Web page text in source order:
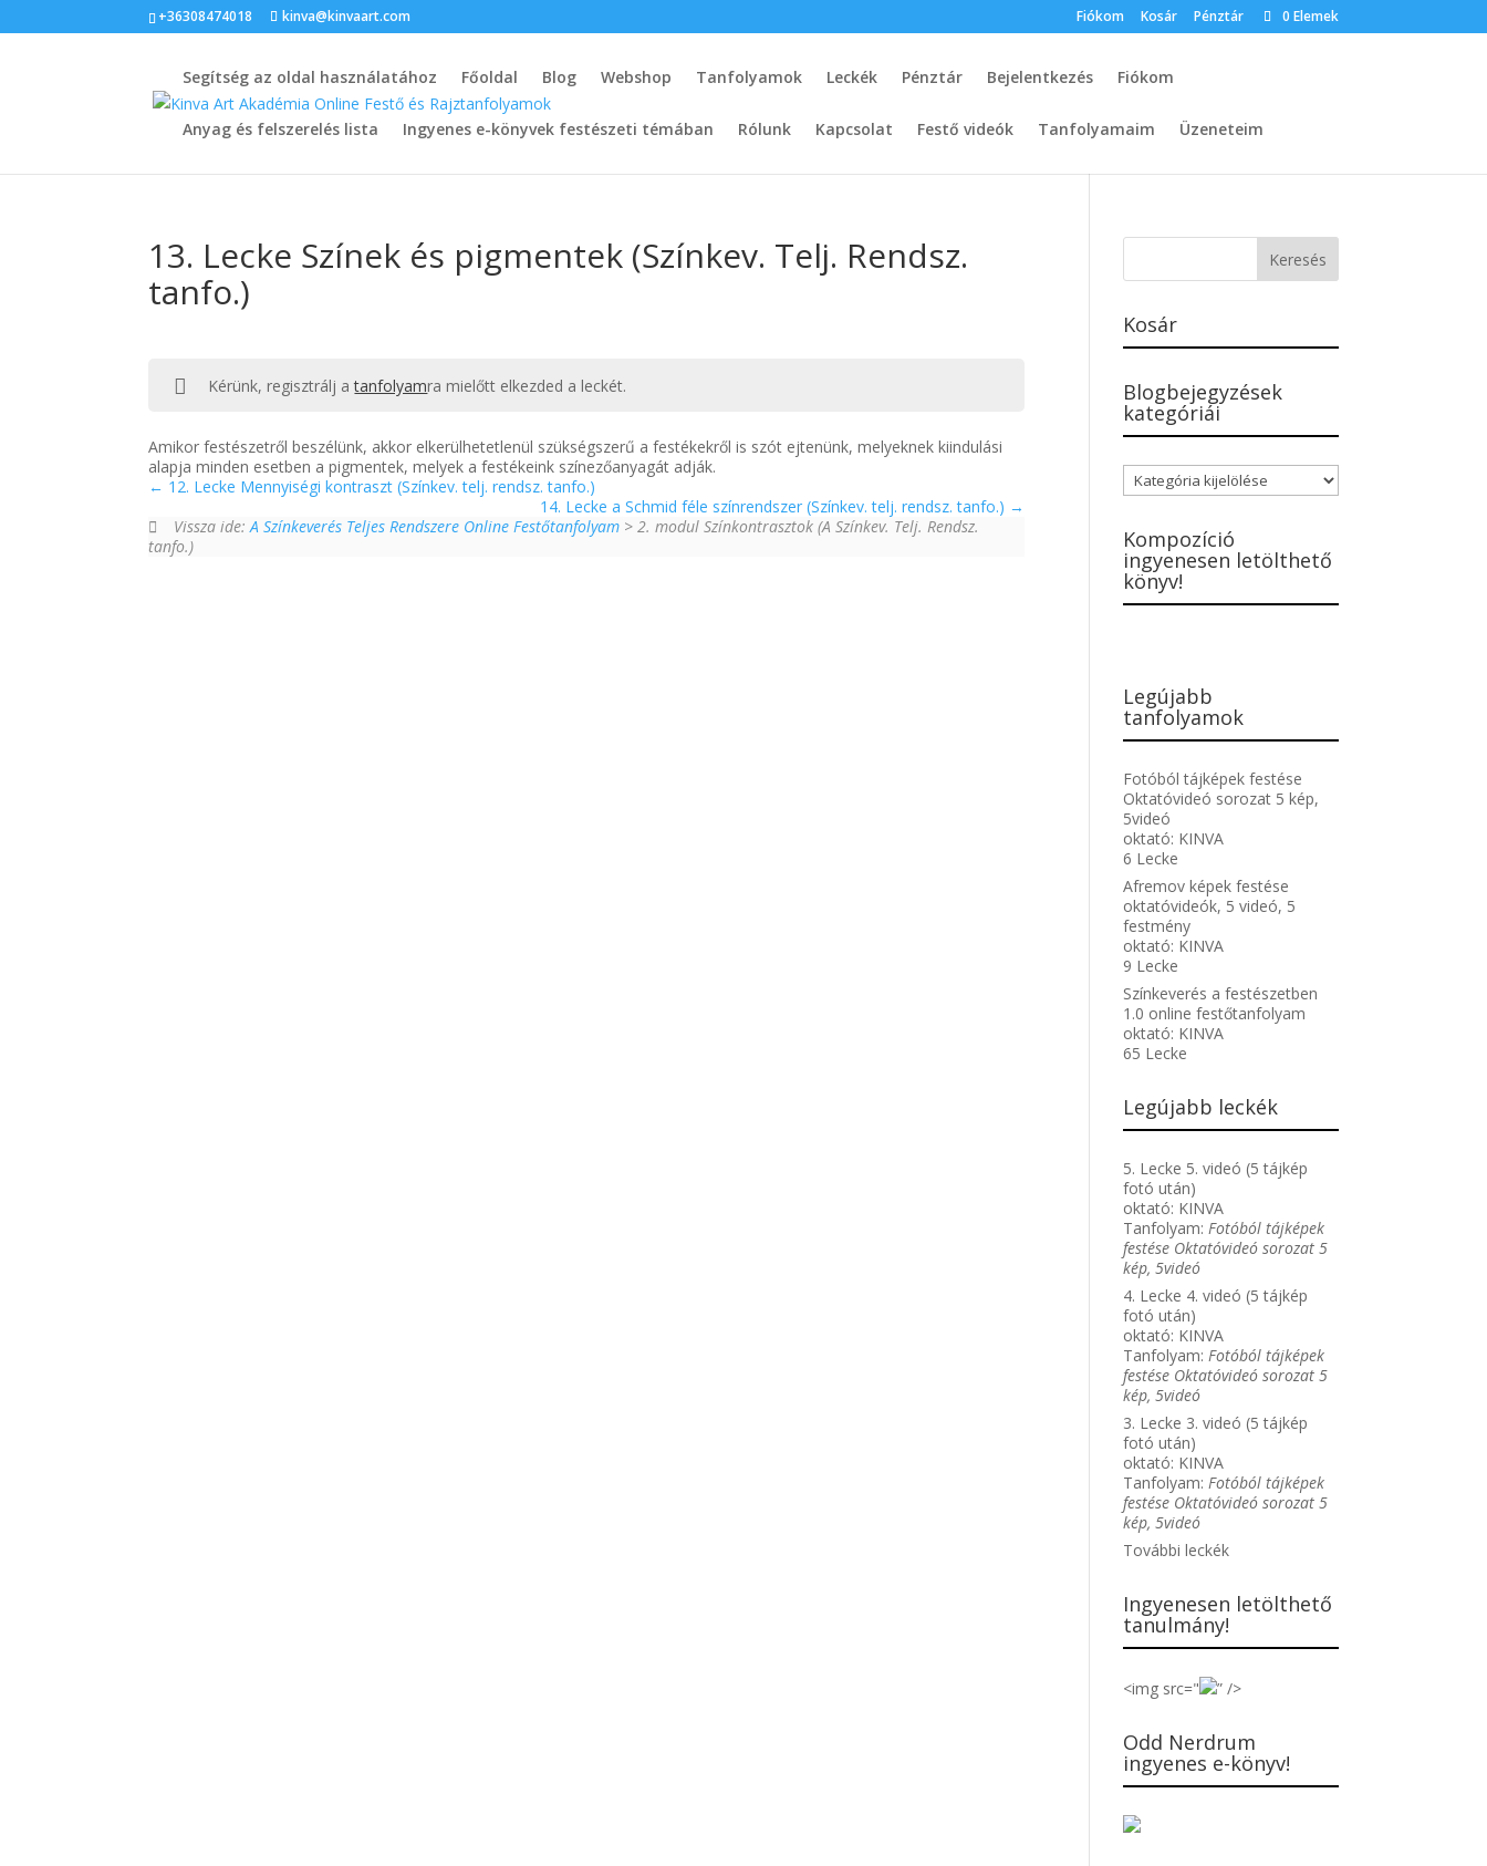
+36308474018 kinva@kinvaart.com Fiókom Kosár Pénztár 0 Elemek
Segítség az oldal használatához Főoldal Blog Webshop Tanfolyamok Leckék Pénztár Bejelentkezés Fiókom
Anyag és felszerelés lista Ingyenes e-könyvek festészeti témában Rólunk Kapcsolat Festő videók Tanfolyamaim Üzeneteim
13. Lecke Színek és pigmentek (Színkev. Telj. Rendsz.
tanfo.)
Kérünk, regisztrálj atanfolyamra mielőtt elkezded a leckét.
Amikor festészetről beszélünk, akkor elkerülhetetlenül szükségszerű a festékekről is szót ejtenünk, melyeknek kiindulási
alapja minden esetben a pigmentek, melyek a festékeink színezőanyagát adják.
12. Lecke Mennyiségi kontraszt (Színkev. telj. rendsz. tanfo.)
14. Lecke a Schmid féle színrendszer (Színkev. telj. rendsz. tanfo.)
Vissza ide:A Színkeverés Teljes Rendszere Online Festőtanfolyam > 2. modul Színkontrasztok (A Színkev. Telj. Rendsz.
tanfo.)
Kosár
Blogbejegyzések
kategóriái
Blogbejegyzések
kategóriái
Kompozíció
ingyenesen letölthető
könyv!
Legújabb
tanfolyamok
Fotóból tájképek festése
Oktatóvideó sorozat 5 kép,
5videó
oktató: KINVA
6 Lecke
Afremov képek festése
oktatóvideók, 5 videó, 5
festmény
oktató: KINVA
9 Lecke
Színkeverés a festészetben
1.0 online festőtanfolyam
oktató: KINVA
65 Lecke
Legújabb leckék
5. Lecke 5. videó (5 tájkép
fotó után)
oktató: KINVA
Tanfolyam:Fotóból tájképek
festése Oktatóvideó sorozat 5
kép, 5videó
4. Lecke 4. videó (5 tájkép
fotó után)
oktató: KINVA
Tanfolyam:Fotóból tájképek
festése Oktatóvideó sorozat 5
kép, 5videó
3. Lecke 3. videó (5 tájkép
fotó után)
oktató: KINVA
Tanfolyam:Fotóból tájképek
festése Oktatóvideó sorozat 5
kép, 5videó
További leckék
Ingyenesen letölthető
tanulmány!
<img src=" ” />
Odd Nerdrum
ingyenes e-könyv!